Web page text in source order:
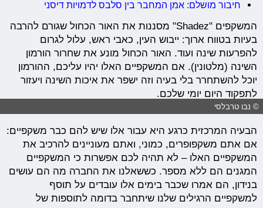
חיבור מושלם: אמן המחבר בין סלבס לדמויות דיסני
המשקפים "Shadez" מסננות את האור הכחול שגורם להרבה
בעיות בטווח ארוך: ייבוש העין, כאבי ראש, עלול לגרום
להפרעות שינה ועוד. האור הכחול מונע את שחרור הורמון
השינה (מלטונין). אם המשקפיים האלו יהיו עליכם, ההורמון
יוכל להשתחרר בלי בעיה וזה ישפר את איכות השינה ויעזור
לתפקוד היום יומי שלכם.
© נבו טרבלסי
הבעיה המרכזית כרגע היא עבור אלו שיש להם כבר משקפיים:
אם אתם משקפופרים, כמוני, ואתם מעוניינים להרכיב את
המשקפיים האלו – לא תהיה לכם אפשרות כי המשקפיים
המגנים הם ללא מספר. כששאלנו את החברה מה הם עושים
בנידון, הם אמרו שכבר בימים אלו עובדים על תוסף
למשקפיים הרגילים שלנו שיתחבר בדומה לתוספות של